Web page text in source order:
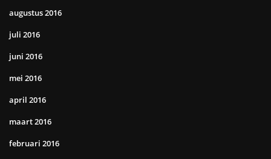
augustus 2016
juli 2016
juni 2016
mei 2016
april 2016
maart 2016
februari 2016